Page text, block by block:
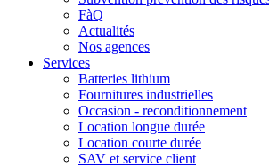
FàQ
Actualités
Nos agences
Services
Batteries lithium
Fournitures industrielles
Occasion - reconditionnement
Location longue durée
Location courte durée
SAV et service client